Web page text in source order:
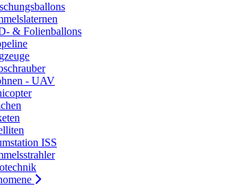
& Folienballons
- UAV
ISS